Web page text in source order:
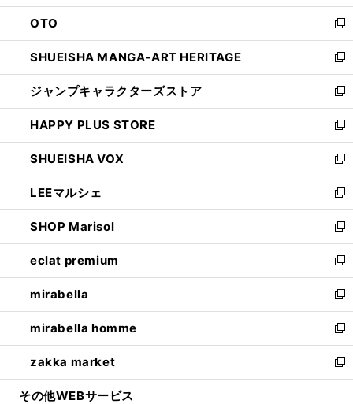
ウ
で
開
く
ン
ド
ウ
で
開
く
OTO
新
し
い
ウ
ィ
ン
ド
ウ
で
開
く
SHUEISHA MANGA-ART HERITAGE
新
し
い
ウ
ィ
ン
ド
ウ
で
開
く
ジャンプキャラクターズストア
新
し
い
ウ
ィ
ン
ド
ウ
で
開
く
HAPPY PLUS STORE
新
し
い
ウ
ィ
ン
ド
ウ
で
開
く
SHUEISHA VOX
新
し
い
ウ
ィ
ン
ド
ウ
で
開
く
LEEマルシェ
新
し
い
ウ
ィ
ン
ド
ウ
で
開
く
SHOP Marisol
新
し
い
ウ
ィ
ン
ド
ウ
で
開
eclat premium
新
し
い
ウ
ィ
ン
ド
ウ
mirabella
新
し
い
ウ
ィ
ン
mirabella homme
新
し
い
ウ
zakka market
新
し
その他WEBサービス